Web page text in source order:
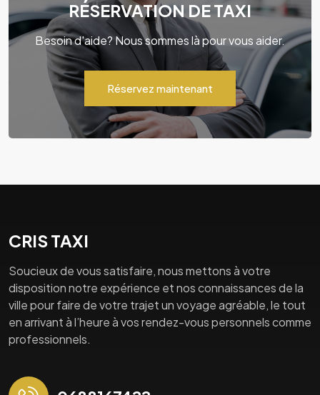
RÉSERVATION DE TAXI
Besoin d'aide? Nous sommes là pour vous aider.
Réservez maintenant
CRIS TAXI
Soucieux de vous satisfaire, nous mettons à votre
disposition notre expérience et nos connaissances de la
ville pour faire de votre trajet un voyage agréable, le tout
en arrivant à l’heure à vos rendez-vous personnels comme
professionnels.